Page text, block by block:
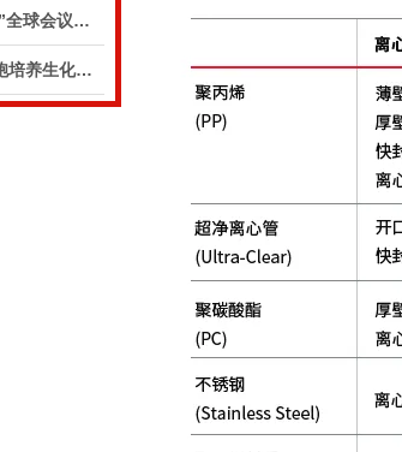
邀您参会 | “大国新药”全球会议（CPIC2026）
酶电极技术革新：细胞培养生化分析仪实现精准在线监测